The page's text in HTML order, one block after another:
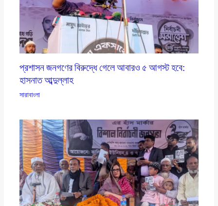
প্রশাসন জনগণের বিরুদ্ধে গেলে আবারও ৫ আগস্ট হবে:
হাসনাত আব্দুল্লাহ
সারাবাংলা